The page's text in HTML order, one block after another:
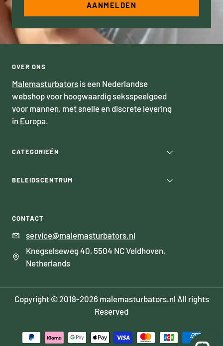
AANMELDEN
OVER ONS
Malemasturbators is een Nederlandse
webshop voor hoogwaardig seksspeelgoed
voor mannen, met snelle en discrete levering
in Europa.
CATEGORIEËN
BELEIDSCENTRUM
CONTACT
service@malemasturbators.nl
Knegselseweg 40, 5504 NC Veldhoven,
Netherlands
Copyright © 2018-2026 malemasturbators.nl All rights
Reserved